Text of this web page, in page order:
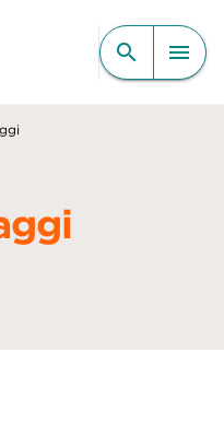
CONTENU
search menu